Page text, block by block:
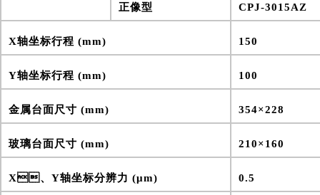
正像型 CPJ-3015AZ
X轴坐标行程 (mm) 150
Y轴坐标行程 (mm) 100
金属台面尺寸 (mm) 354×228
玻璃台面尺寸 (mm) 210×160
X、Y轴坐标分辨力 (μm) 0.5